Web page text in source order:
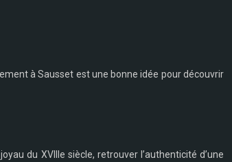
à Sausset est une bonne idée pour découvrir
du XVIIIe siècle, retrouver l’authenticité d’une